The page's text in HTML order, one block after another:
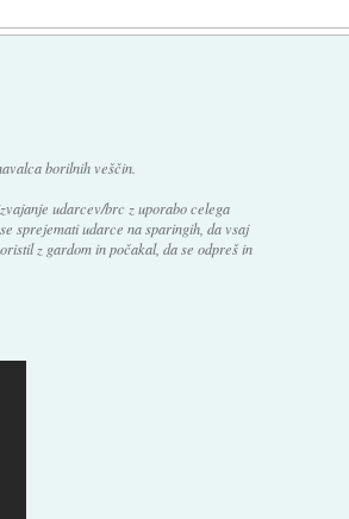
borilnih veščin.
udarcev/brc z uporabo celega
sprejemati udarce na sparingih, da vsaj
z gardom in počakal, da se odpreš in